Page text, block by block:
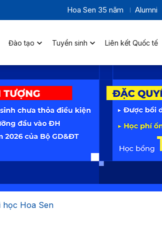
Hoa Sen 35 năm Alumni
Đào tạo Tuyển sinh Liên kết Quốc tế
học Hoa Sen